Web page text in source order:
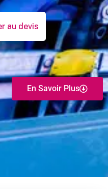
au devis
En Savoir Plus